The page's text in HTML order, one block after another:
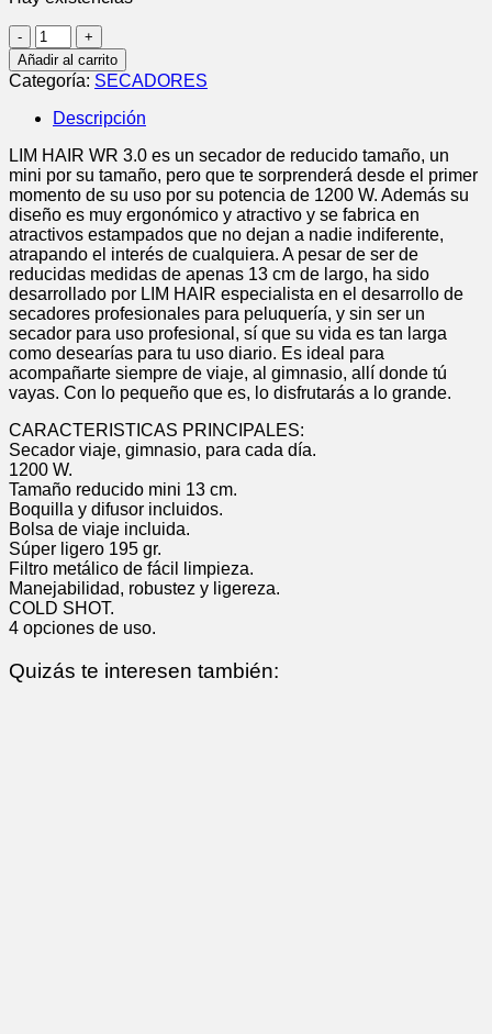
SECADOR
WR
3.0
FLORES
VIAJE
cantidad
Añadir al carrito
Categoría: SECADORES
Descripción
LIM HAIR WR 3.0 es un secador de reducido tamaño, un
mini por su tamaño, pero que te sorprenderá desde el primer
momento de su uso por su potencia de 1200 W. Además su
diseño es muy ergonómico y atractivo y se fabrica en
atractivos estampados que no dejan a nadie indiferente,
atrapando el interés de cualquiera. A pesar de ser de
reducidas medidas de apenas 13 cm de largo, ha sido
desarrollado por LIM HAIR especialista en el desarrollo de
secadores profesionales para peluquería, y sin ser un
secador para uso profesional, sí que su vida es tan larga
como desearías para tu uso diario. Es ideal para
acompañarte siempre de viaje, al gimnasio, allí donde tú
vayas. Con lo pequeño que es, lo disfrutarás a lo grande.
CARACTERISTICAS PRINCIPALES:
Secador viaje, gimnasio, para cada día.
1200 W.
Tamaño reducido mini 13 cm.
Boquilla y difusor incluidos.
Bolsa de viaje incluida.
Súper ligero 195 gr.
Filtro metálico de fácil limpieza.
Manejabilidad, robustez y ligereza.
COLD SHOT.
4 opciones de uso.
Quizás te interesen también: